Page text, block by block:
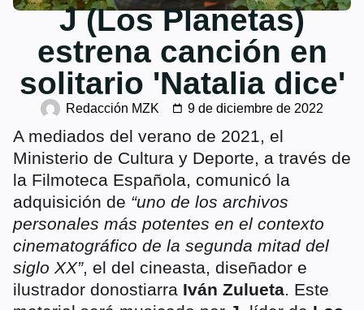
J (Los Planetas)
estrena canción en
solitario 'Natalia dice'
Redacción MZK 9 de diciembre de 2022
A mediados del verano de 2021, el
Ministerio de Cultura y Deporte, a través de
la Filmoteca Española, comunicó la
adquisición de “uno de los archivos
personales más potentes en el contexto
cinematográfico de la segunda mitad del
siglo XX”, el del cineasta, diseñador e
ilustrador donostiarra Iván Zulueta. Este